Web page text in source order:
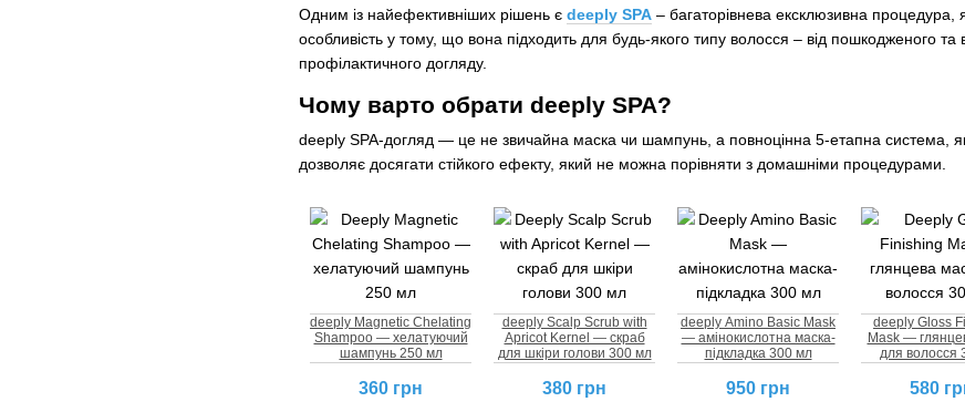
Одним із найефективніших рішень є deeply SPA – багаторівнева ексклюзивна процедура,
особливість у тому, що вона підходить для будь-якого типу волосся – від пошкодженого
профілактичного догляду.
Чому варто обрати deeply SPA?
deeply SPA-догляд — це не звичайна маска чи шампунь, а повноцінна 5-етапна система,
дозволяє досягати стійкого ефекту, який не можна порівняти з домашніми процедурами.
deeply Magnetic Chelating
Shampoo — хелатуючий
шампунь 250 мл
360 грн
deeply Scalp Scrub with
Apricot Kernel — скраб
для шкіри голови 300 мл
380 грн
deeply Amino Basic Mask
— амінокислотна маска-
підкладка 300 мл
950 грн
deeply Gloss
Mask —
для волосся
580